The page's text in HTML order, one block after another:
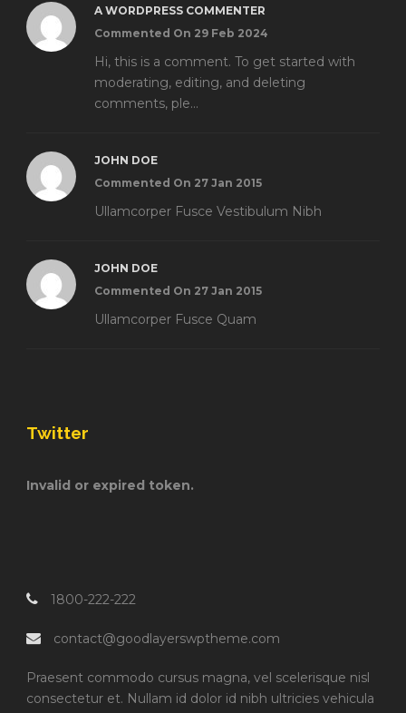
A WORDPRESS COMMENTER
Commented On 29 Feb 2024
Hi, this is a comment. To get started with
moderating, editing, and deleting
comments, ple...
JOHN DOE
Commented On 27 Jan 2015
Ullamcorper Fusce Vestibulum Nibh
JOHN DOE
Commented On 27 Jan 2015
Ullamcorper Fusce Quam
Twitter
Invalid or expired token.
1800-222-222
contact@goodlayerswptheme.com
Praesent commodo cursus magna, vel scelerisque nisl
consectetur et. Nullam id dolor id nibh ultricies vehicula